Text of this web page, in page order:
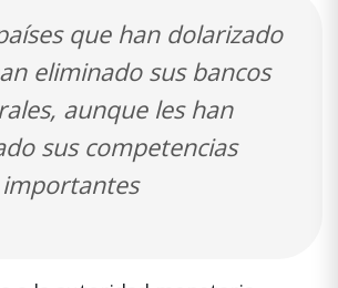
que han dolarizado
eliminado sus bancos
aunque les han
sus competencias